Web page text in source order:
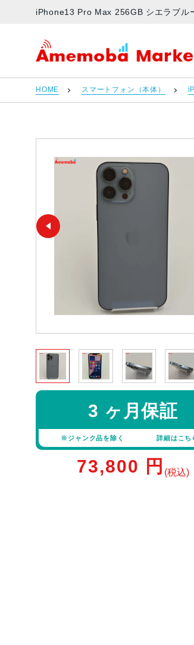
iPhone13 Pro Max 256GB シエラブル
アメモバマーケット
HOME スマートフォン（本体）
3 ヶ月保証
※ジャンク品を除く 詳細はこち
73,800 円 (税込)